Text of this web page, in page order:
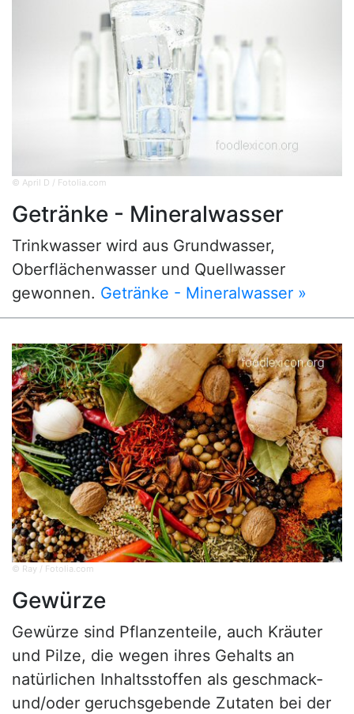
© April D / Fotolia.com
Getränke - Mineralwasser
Trinkwasser wird aus Grundwasser,
Oberflächenwasser und Quellwasser
gewonnen. Getränke - Mineralwasser »
© Ray / Fotolia.com
Gewürze
Gewürze sind Pflanzenteile, auch Kräuter
und Pilze, die wegen ihres Gehalts an
natürlichen Inhaltsstoffen als geschmack-
und/oder geruchsgebende Zutaten bei der